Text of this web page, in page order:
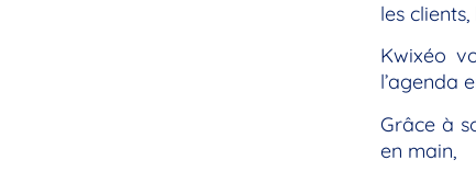
les
Kwixéo
l’agenda
Grâce à
en main,